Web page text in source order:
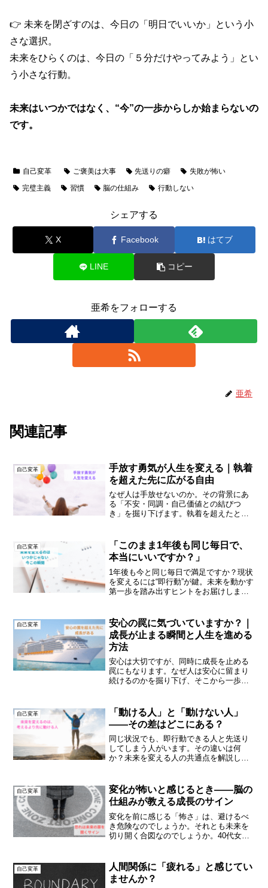
👉 未来を閉ざすのは、今日の「明日でいいか」という小
さな選択。
未来をひらくのは、今日の「５分だけやってみよう」とい
う小さな行動。
未来はいつかではなく、“今”の一歩からしか始まらないの
です。
自己変革 ご褒美は大事 先送りの癖
失敗が怖い
完璧主義
習慣 脳の仕組み 行動しない
シェアする
X Facebook はてブ
LINE コピー
亜希をフォローする
亜希
関連記事
自己変革
手放す勇気が人生を変える｜執着
を超えた先に広がる自由
なぜ人は手放せないのか。その背景にあ
る「不安・同調・自己価値との結びつ
き」を掘り下げます。執着を超えたとき
自己変革
「このまま1年後も同じ毎日で、
本当にいいですか？」
1年後も今と同じ毎日で満足ですか？現状
を変えるには“即行動”が鍵。未来を動かす
第一歩を踏み出すヒントをお届けしま
自己変革
安心の罠に気づいていますか？｜
成長が止まる瞬間と人生を進める
方法
安心は大切ですが、同時に成長を止める
罠にもなります。なぜ人は安心に留まり
続けるのかを掘り下げ、そこから一歩外
自己変革
「動ける人」と「動けない人」
——その差はどこにある？
同じ状況でも、即行動できる人と先送り
してしまう人がいます。その違いは何
か？未来を変える人の共通点を解説しま
自己変革
変化が怖いと感じるとき――脳の
仕組みが教える成長のサイン
変化を前に感じる「怖さ」は、避けるべ
き危険なのでしょうか。それとも未来を
切り開く合図なのでしょうか。40代女性
潜む可能性をひも解きます。
自己変革
人間関係に「疲れる」と感じてい
ませんか？